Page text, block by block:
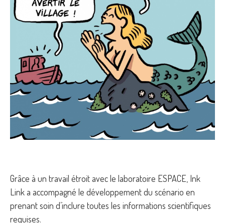
Grâce à un travail étroit avec le laboratoire ESPACE, Ink
Link a accompagné le développement du scénario en
prenant soin d’inclure toutes les informations scientifiques
requises.